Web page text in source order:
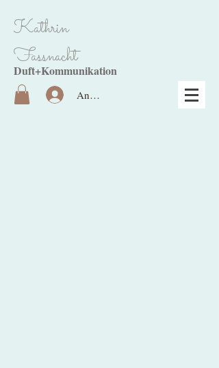
Kathrin
Fassnacht
Duft+Kommunikation
Anmelden